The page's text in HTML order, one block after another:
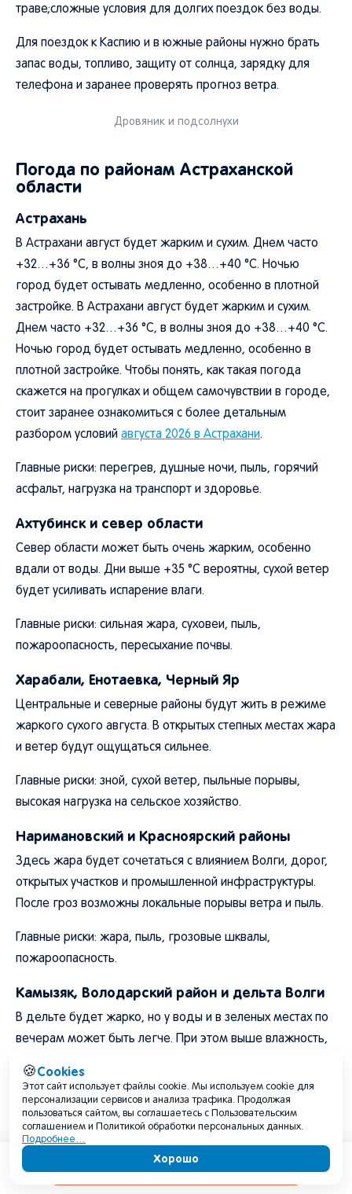
траве;сложные условия для долгих поездок без воды.
Для поездок к Каспию и в южные районы нужно брать
запас воды, топливо, защиту от солнца, зарядку для
телефона и заранее проверять прогноз ветра.
Дровяник и подсолнухи
Погода по районам Астраханской
области
Астрахань
В Астрахани август будет жарким и сухим. Днем часто
+32…+36 °C, в волны зноя до +38…+40 °C. Ночью
город будет остывать медленно, особенно в плотной
застройке. В Астрахани август будет жарким и сухим.
Днем часто +32…+36 °C, в волны зноя до +38…+40 °C.
Ночью город будет остывать медленно, особенно в
плотной застройке. Чтобы понять, как такая погода
скажется на прогулках и общем самочувствии в городе,
стоит заранее ознакомиться с более детальным
разбором условий августа 2026 в Астрахани.
Главные риски: перегрев, душные ночи, пыль, горячий
асфальт, нагрузка на транспорт и здоровье.
Ахтубинск и север области
Север области может быть очень жарким, особенно
вдали от воды. Дни выше +35 °C вероятны, сухой ветер
будет усиливать испарение влаги.
Главные риски: сильная жара, суховеи, пыль,
пожароопасность, пересыхание почвы.
Харабали, Енотаевка, Черный Яр
Центральные и северные районы будут жить в режиме
жаркого сухого августа. В открытых степных местах жара
и ветер будут ощущаться сильнее.
Главные риски: зной, сухой ветер, пыльные порывы,
высокая нагрузка на сельское хозяйство.
Наримановский и Красноярский районы
Здесь жара будет сочетаться с влиянием Волги, дорог,
открытых участков и промышленной инфраструктуры.
После гроз возможны локальные порывы ветра и пыль.
Главные риски: жара, пыль, грозовые шквалы,
пожароопасность.
Камызяк, Володарский район и дельта Волги
В дельте будет жарко, но у воды и в зеленых местах по
вечерам может быть легче. При этом выше влажность,
Главные риски: жара, комары, грозы на воде, перегрев
на лодках, пожароопасность в камышах.
Икряное, Лиман и юг области
Юг области будет жарким, ветреным и сухим. На
Содержание
🍪Cookies
Этот сайт использует файлы cookie. Мы используем cookie для
персонализации сервисов и анализа трафика. Продолжая
пользоваться сайтом, вы соглашаетесь с Пользовательским
соглашением и Политикой обработки персональных данных.
Подробнее…
Хорошо